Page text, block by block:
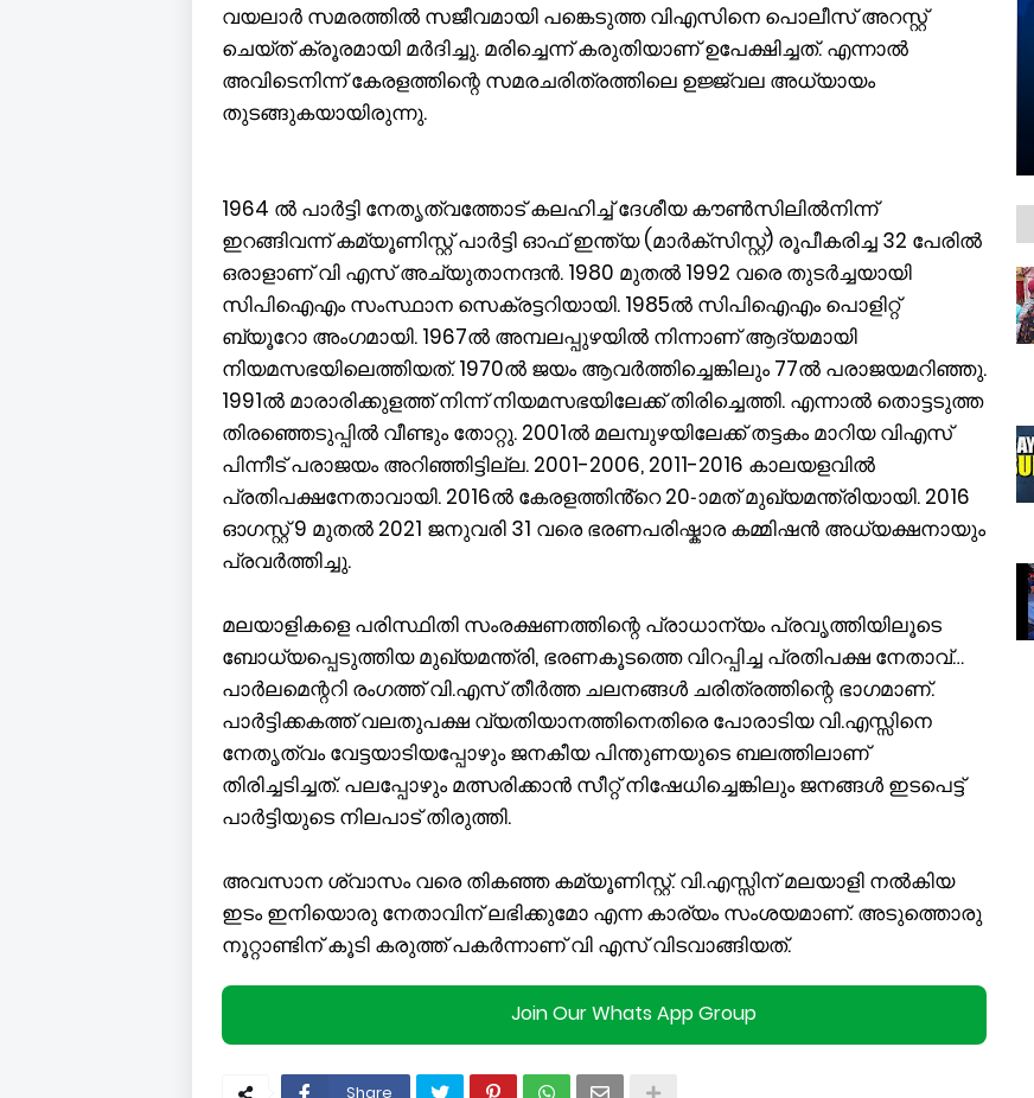
വയലാർ സമരത്തിൽ സജീവമായി പങ്കെടുത്ത വിഎസിനെ പൊലീസ് അറസ്റ്റ്
ചെയ്ത് ക്രൂരമായി മർദിച്ചു. മരിച്ചെന്ന് കരുതിയാണ് ഉപേക്ഷിച്ചത്. എന്നാൽ
അവിടെനിന്ന് കേരളത്തിന്റെ സമരചരിത്രത്തിലെ ഉജ്ജ്വല അധ്യായം
തുടങ്ങുകയായിരുന്നു.
1964 ൽ പാർട്ടി നേതൃത്വത്തോട് കലഹിച്ച് ദേശീയ കൗൺസിലിൽനിന്ന്
ഇറങ്ങിവന്ന് കമ്യൂണിസ്റ്റ് പാർട്ടി ഓഫ് ഇന്ത്യ (മാർക്സിസ്റ്റ്) രൂപീകരിച്ച 32 പേരിൽ
ഒരാളാണ് വി എസ് അച്യുതാനന്ദൻ. 1980 മുതൽ 1992 വരെ തുടർച്ചയായി
സിപിഐഎം സംസ്ഥാന സെക്രട്ടറിയായി. 1985ൽ സിപിഐഎം പൊളിറ്റ്
ബ്യൂറോ അംഗമായി. 1967ൽ അമ്പലപ്പുഴയിൽ നിന്നാണ് ആദ്യമായി
നിയമസഭയിലെത്തിയത്. 1970ൽ ജയം ആവ‍ർത്തിച്ചെങ്കിലും 77ൽ പരാജയമറിഞ്ഞു.
1991ൽ മാരാരിക്കുളത്ത് നിന്ന് നിയമസഭയിലേക്ക് തിരിച്ചെത്തി. എന്നാൽ തൊട്ടടുത്ത
തിരഞ്ഞെടുപ്പിൽ വീണ്ടും തോറ്റു. 2001ൽ മലമ്പുഴയിലേക്ക് തട്ടകം മാറിയ വിഎസ്
പിന്നീട് പരാജയം അറിഞ്ഞിട്ടില്ല. 2001-2006, 2011-2016 കാലയളവിൽ
പ്രതിപക്ഷനേതാവായി. 2016ൽ കേരളത്തിൻ്റെ 20-ാമത് മുഖ്യമന്ത്രിയായി. 2016
ഓഗസ്റ്റ് 9 മുതൽ 2021 ജനുവരി 31 വരെ ഭരണപരിഷ്കാര കമ്മിഷൻ അധ്യക്ഷനായും
പ്രവർത്തിച്ചു.
മലയാളികളെ പരിസ്ഥിതി സംരക്ഷണത്തിന്റെ പ്രാധാന്യം പ്രവൃത്തിയിലൂടെ
ബോധ്യപ്പെടുത്തിയ മുഖ്യമന്ത്രി, ഭരണകൂടത്തെ വിറപ്പിച്ച പ്രതിപക്ഷ നേതാവ്…
പാർലമെന്ററി രംഗത്ത് വി.എസ് തീർത്ത ചലനങ്ങൾ ചരിത്രത്തിന്റെ ഭാഗമാണ്.
പാർട്ടിക്കകത്ത് വലതുപക്ഷ വ്യതിയാനത്തിനെതിരെ പോരാടിയ വി.എസ്സിനെ
നേതൃത്വം വേട്ടയാടിയപ്പോഴും ജനകീയ പിന്തുണയുടെ ബലത്തിലാണ്
തിരിച്ചടിച്ചത്. പലപ്പോഴും മത്സരിക്കാൻ സീറ്റ് നിഷേധിച്ചെങ്കിലും ജനങ്ങൾ ഇടപെട്ട്
പാർട്ടിയുടെ നിലപാട് തിരുത്തി.
അവസാന ശ്വാസം വരെ തികഞ്ഞ കമ്യൂണിസ്റ്റ്. വി.എസ്സിന് മലയാളി നൽകിയ
ഇടം ഇനിയൊരു നേതാവിന് ലഭിക്കുമോ എന്ന കാര്യം സംശയമാണ്. അടുത്തൊരു
നൂറ്റാണ്ടിന് കൂടി കരുത്ത് പകർന്നാണ് വി എസ് വിടവാങ്ങിയത്.
Join Our Whats App Group
Share